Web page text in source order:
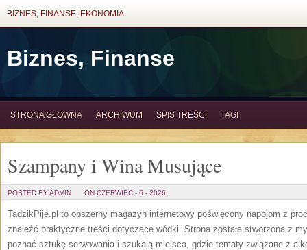
BIZNES, FINANSE, EKONOMIA
Biznes, Finanse
STRONA GŁÓWNA ARCHIWUM SPIS TREŚCI TAGI
Szampany i Wina Musujące
POSTED BY ADMIN ON CZERWIEC - 6 - 2026
TadzikPije.pl to obszerny magazyn internetowy poświęcony napojom z
znaleźć praktyczne treści dotyczące wódki. Strona została stworzona z
poznać sztukę serwowania i szukają miejsca, gdzie tematy związane z